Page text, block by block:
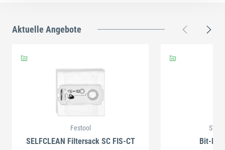
Aktuelle Angebote
Festool
SELFCLEAN Filtersack SC FIS-CT Bit-